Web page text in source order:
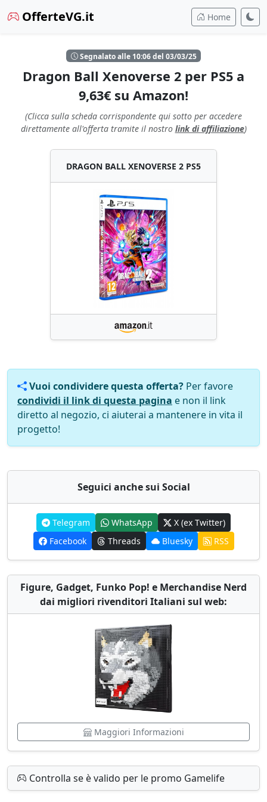
OfferteVG.it Home
Segnalato alle 10:06 del 03/03/25
Dragon Ball Xenoverse 2 per PS5 a
9,63€ su Amazon!
(Clicca sulla scheda corrispondente qui sotto per accedere
direttamente all'offerta tramite il nostro link di affiliazione)
DRAGON BALL XENOVERSE 2 PS5
Vuoi condividere questa offerta? Per favore
condividi il link di questa pagina e non il link
diretto al negozio, ci aiuterai a mantenere in vita il
progetto!
Seguici anche sui Social
Telegram WhatsApp
X (ex Twitter)
Facebook
Threads Bluesky RSS
Figure, Gadget, Funko Pop! e Merchandise Nerd
dai migliori rivenditori Italiani sul web:
Maggiori Informazioni
Controlla se è valido per le promo Gamelife